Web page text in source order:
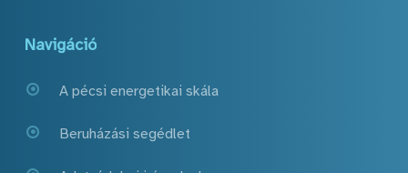
Navigáció
A pécsi energetikai skála
Beruházási segédlet